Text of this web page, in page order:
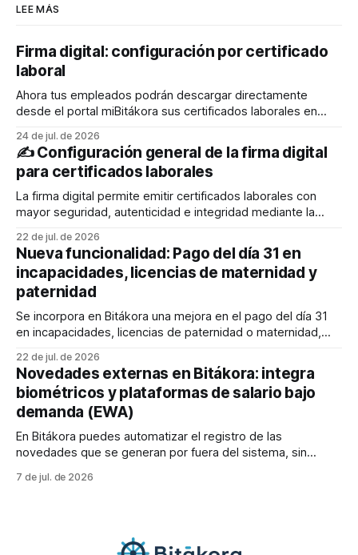
LEE MÁS
Firma digital: configuración por certificado
laboral
Ahora tus empleados podrán descargar directamente
desde el portal miBitákora sus certificados laborales en
persona pueda verificar fácilmente su autenticidad y
validez. El liquidador también podrá generarlos desde el
Administrador de empleados y enviarlos al correo
electrónico de los empleados. En este
24 de jul. de 2026
✍️ Configuración general de la firma digital
para certificados laborales
La firma digital permite emitir certificados laborales con
mayor seguridad, autenticidad e integridad mediante la
través de esta configuración podrás definir quién firma los
documentos, cómo se mostrará la firma y qué elementos
adicionales, como la estampa cronológica y el código QR,
22 de jul. de 2026
Nueva funcionalidad: Pago del día 31 en
incapacidades, licencias de maternidad y
paternidad
Se incorpora en Bitákora una mejora en el pago del día 31
en incapacidades, licencias de paternidad o maternidad,
días) o con jornada laboral de 360 días. 💡Cuando una
incapacidad, licencia de paternidad o maternidad cubre el
día 31, este se pagará en
22 de jul. de 2026
Novedades externas en Bitákora: integra
biométricos y plataformas de salario bajo
demanda (EWA)
En Bitákora puedes automatizar el registro de las
novedades que se generan por fuera del sistema, sin
equipo de nómina. 🚀 Existen dos grandes fuentes de estas
7 de jul. de 2026